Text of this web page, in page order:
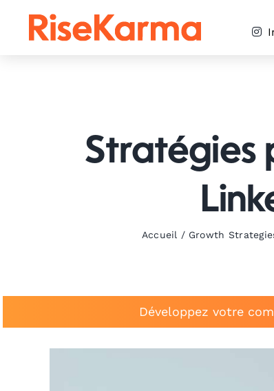
Stratégies
Accueil / Growth
Développez votre